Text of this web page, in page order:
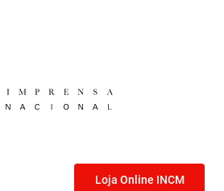
Loja Online INCM